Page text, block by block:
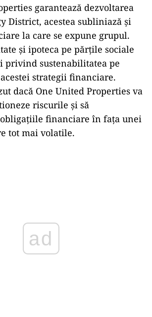
garantează dezvoltarea
District, acestea subliniază și
la care se expune grupul.
și ipoteca pe părțile sociale
sustenabilitatea pe
strategii financiare.
dacă One United Properties va
riscurile și să
financiare în fața unei
tot mai volatile.
ad